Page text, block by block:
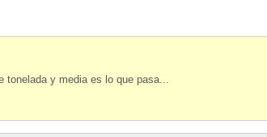
tonelada y media es lo que pasa...